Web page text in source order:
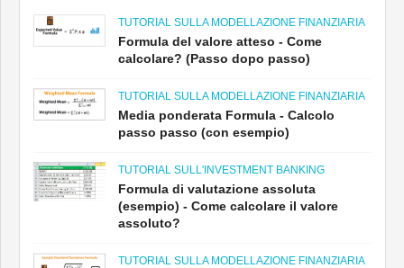
TUTORIAL SULLA MODELLAZIONE FINANZIARIA
Formula del valore atteso - Come
calcolare? (Passo dopo passo)
TUTORIAL SULLA MODELLAZIONE FINANZIARIA
Media ponderata Formula - Calcolo
passo passo (con esempio)
TUTORIAL SULL'INVESTMENT BANKING
Formula di valutazione assoluta
(esempio) - Come calcolare il valore
assoluto?
TUTORIAL SULLA MODELLAZIONE FINANZIARIA